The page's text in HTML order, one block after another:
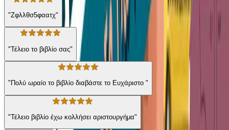
"Ζφλλθσ5φαατχ"
"Τέλειο το βιβλίο σας"
"Πολύ ωραίο το βιβλίο διαβάστε το Ευχάριστο "
"Τέλειο βιβλίο έχω κολλήσει αριστουργήμα"